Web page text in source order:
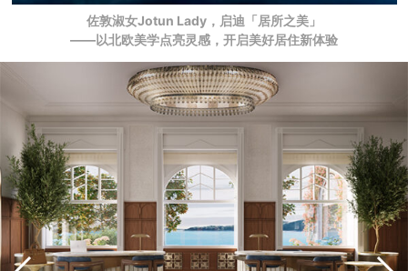
佐敦淑女Jotun Lady，启迪「居所之美」
——以北欧美学点亮灵感，开启美好居住新体验